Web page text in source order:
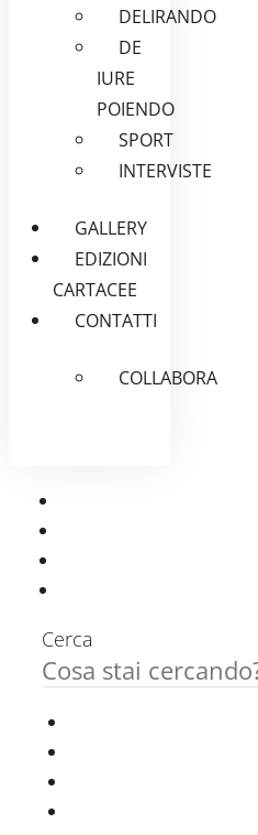
DELIRANDO
DE
IURE
POIENDO
SPORT
INTERVISTE
GALLERY
EDIZIONI
CARTACEE
CONTATTI
COLLABORA
Cerca